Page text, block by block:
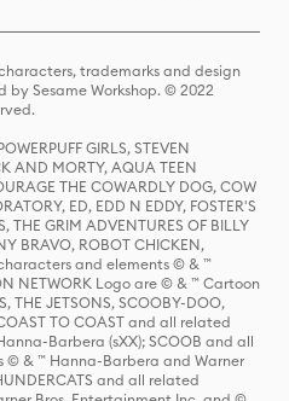
trademarks and design
by Sesame Workshop. © 2022
GIRLS, STEVEN
AND MORTY, AQUA TEEN
THE COWARDLY DOG, COW
ED, EDD N EDDY, FOSTER'S
THE GRIM ADVENTURES OF BILLY
BRAVO, ROBOT CHICKEN,
and elements © & ™
NETWORK Logo are © & ™ Cartoon
THE JETSONS, SCOOBY-DOO,
TO COAST and all related
Barbera (sXX); SCOOB and all
& ™ Hanna-Barbera and Warner
and all related